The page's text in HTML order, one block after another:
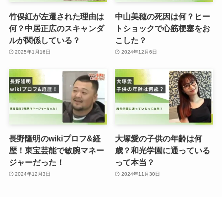
竹俣紅が左遷された理由は
何？中居正広のスキャンダ
ルが関係している？
2025年1月16日
中山美穂の死因は何？ヒー
トショックで心筋梗塞をお
こした？
2024年12月6日
長野隆明のwikiプロフ&経
歴！東宝芸能で敏腕マネー
ジャーだった！
2024年12月3日
大塚愛の子供の年齢は何
歳？和光学園に通っている
って本当？
2024年11月30日